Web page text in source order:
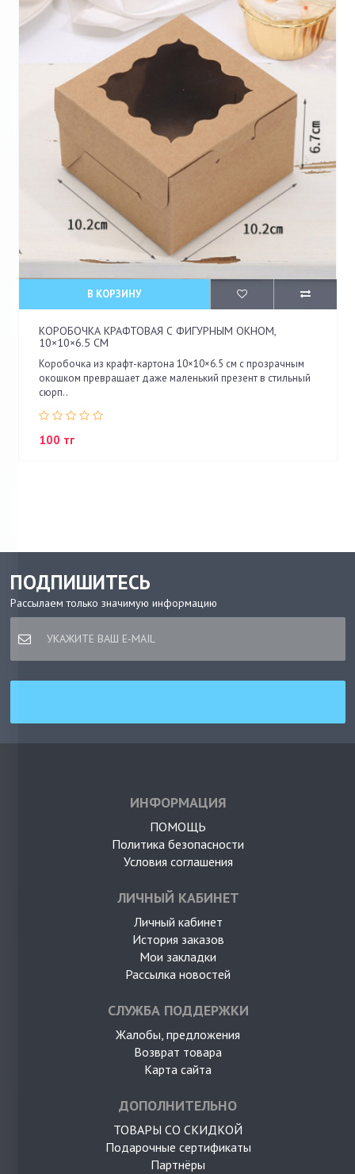
В КОРЗИНУ
КОРОБОЧКА КРАФТОВАЯ С ФИГУРНЫМ ОКНОМ,
10×10×6.5 СМ
Коробочка из крафт-картона 10×10×6.5 см с прозрачным
окошком превращает даже маленький презент в стильный
сюрп..
100 тг
ПОДПИШИТЕСЬ
Рассылаем только значимую информацию
ИНФОРМАЦИЯ
ПОМОЩЬ
Политика безопасности
Условия соглашения
ЛИЧНЫЙ КАБИНЕТ
Личный кабинет
История заказов
Мои закладки
Рассылка новостей
СЛУЖБА ПОДДЕРЖКИ
Жалобы, предложения
Возврат товара
Карта сайта
ДОПОЛНИТЕЛЬНО
ТОВАРЫ СО СКИДКОЙ
Подарочные сертификаты
Партнёры